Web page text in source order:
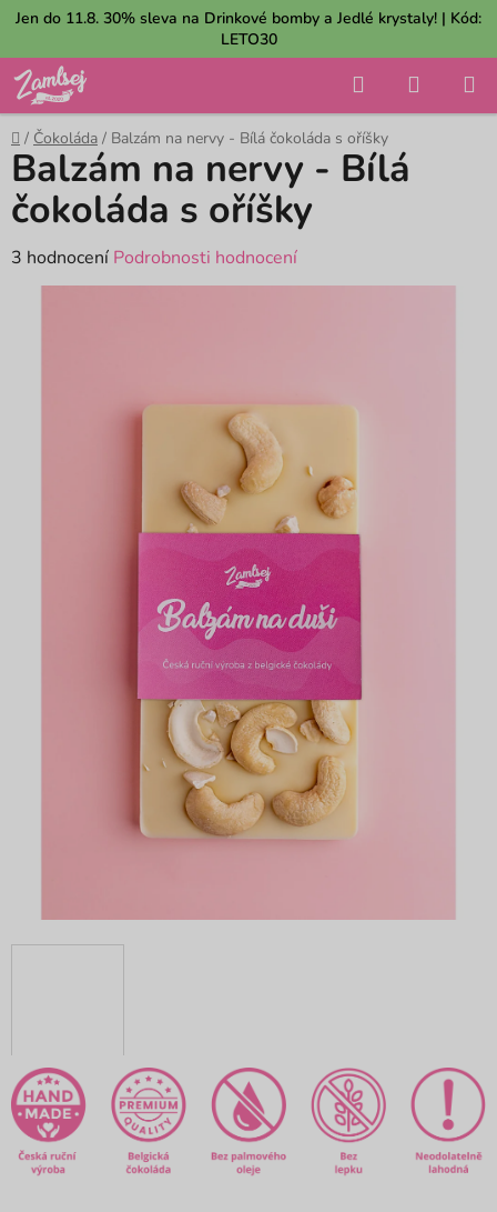
Přejít
obsah
Jen do 11.8. 30% sleva na Drinkové bomby a Jedlé krystaly! | Kód:
LETO30
Hledat
KOŠÍK
Domů
/ Čokoláda / Balzám na nervy - Bílá čokoláda s oříšky
Balzám na nervy - Bílá
čokoláda s oříšky
Průměrné
hodnocení
3 hodnocení Podrobnosti hodnocení